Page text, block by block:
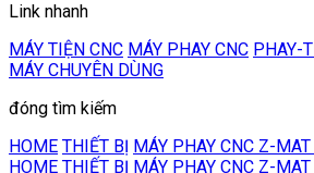
Link nhanh
MÁY TIỆN CNC MÁY PHAY CNC PHAY-
MÁY CHUYÊN DÙNG
đóng tìm kiếm
HOME THIẾT BỊ MÁY PHAY CNC Z-
HOME THIẾT BỊ MÁY PHAY CNC Z-